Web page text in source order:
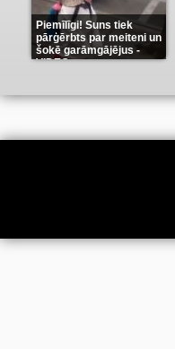
Piemīlīgi! Suns tiek
pārģērbts par meiteni un
šokē garāmgājējus -
VIDEO(8)